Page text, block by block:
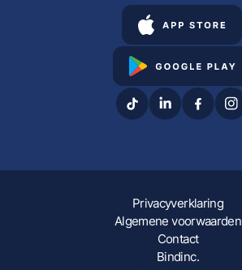
Privacyverklaring
Algemene voorwaarden
Contact
Bindinc.